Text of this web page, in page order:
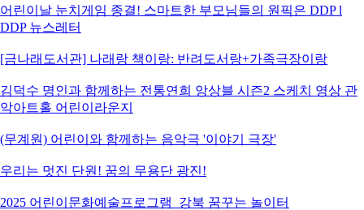
어린이날 눈치게임 종결! 스마트한 부모님들의 원픽은 DDP l
DDP 뉴스레터
[금나래도서관] 나래랑 책이랑: 반려도서랑+가족극장이랑
김덕수 명인과 함께하는 전통연희 앙상블 시즌2 스케치 영상 관
악아트홀 어린이라운지
(무계원) 어린이와 함께하는 음악극 '이야기 극장'
우리는 멋진 단원! 꿈의 무용단 광진!
2025 어린이문화예술프로그램_강북 꿈꾸는 놀이터